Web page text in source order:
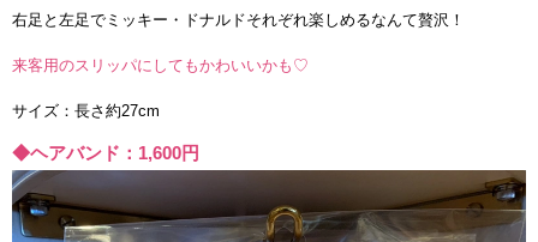
右足と左足でミッキー・ドナルドそれぞれ楽しめるなんて贅沢！
来客用のスリッパにしてもかわいいかも♡
サイズ：長さ約27cm
◆ヘアバンド：1,600円